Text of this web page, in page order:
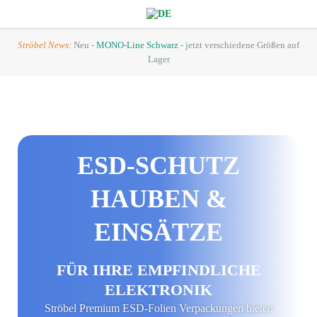
Ströbel News: Neu - MONO-Line Schwarz - jetzt verschiedene Größen auf
Lager
ESD-SCHUTZ
HAUBEN &
EINSÄTZE
FÜR IHRE EMPFIND­LICHE
ELEKTRONIK
Ströbel Premium ESD-Folien Verpackungen bieten